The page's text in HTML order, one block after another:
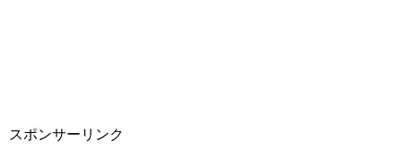
スポンサーリンク